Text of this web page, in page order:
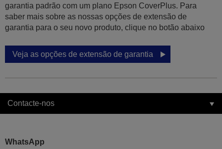
garantia padrão com um plano Epson CoverPlus. Para
saber mais sobre as nossas opções de extensão de
garantia para o seu novo produto, clique no botão abaixo
Veja as opções de extensão de garantia
Contacte-nos
WhatsApp